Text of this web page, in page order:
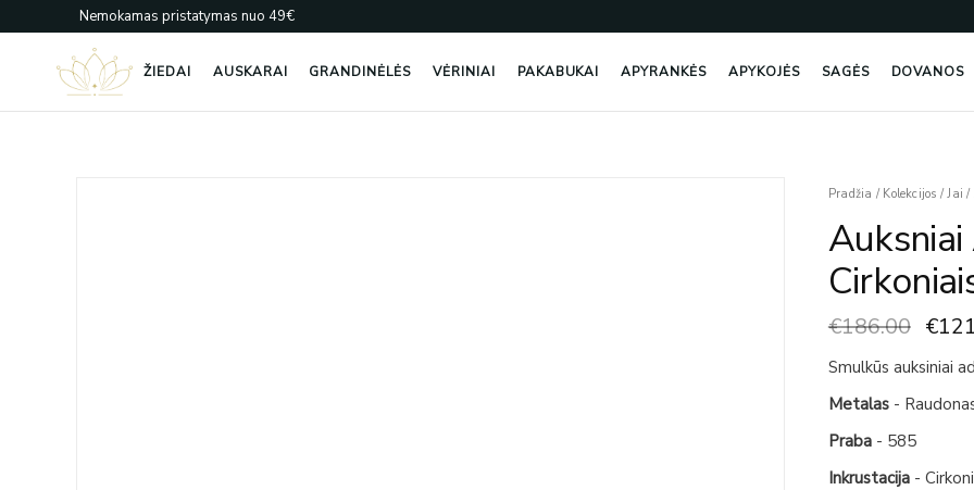
prie
Nemokamas pristatymas nuo 49€
ŽIEDAI AUSKARAI GRANDINĖLĖS VĖRINIAI PAKABUKAI APYRANKĖS APYKOJĖS SAGĖS DOVANOS
Pradžia / Kolekcijos / Jai /
Auksniai
€186.00
was:
€
Smulkūs auksiniai
Metalas-
Praba- 585
Inkrustacija-
produkto
Auksniai
Adatiniai
Auskarai
Su
Cirkoniais